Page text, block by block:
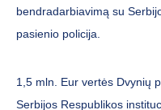
bendradarbiavimą su
pasienio policija.
1,5 mln. Eur vertės Dvynių
Serbijos Respublikos